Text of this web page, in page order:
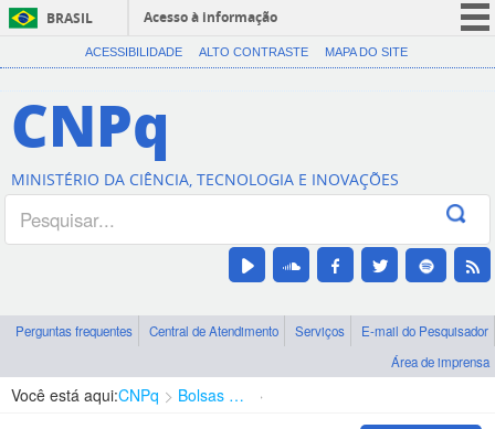
BRASIL
Acesso à informação
CORONAVÍRUS (COVID-19)
Canais
ACESSIBILIDADE ALTO CONTRASTE MAPA DO SITE
CNPq
MINISTÉRIO DA CIÊNCIA, TECNOLOGIA E INOVAÇÕES
Perguntas frequentes Central de Atendimento Serviços
E-mail do Pesquisador
Área de imprensa
Você está aqui:CNPq Bolsas e Auxílios Vigentes